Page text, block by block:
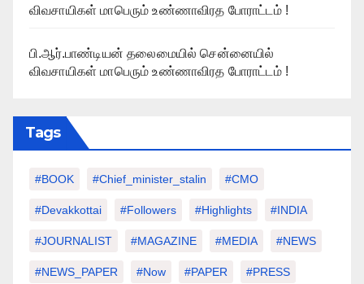
விவசாயிகள் மாபெரும் உண்ணாவிரத போராட்டம் !
பி.ஆர்.பாண்டியன் தலைமையில் சென்னையில்
விவசாயிகள் மாபெரும் உண்ணாவிரத போராட்டம் !
Tags
#BOOK #chief_minister_stalin #CMO
#devakkottai #followers #highlights #INDIA
#JOURNALIST #MAGAZINE #MEDIA #NEWS
#NEWS_PAPER #Now #PAPER #PRESS